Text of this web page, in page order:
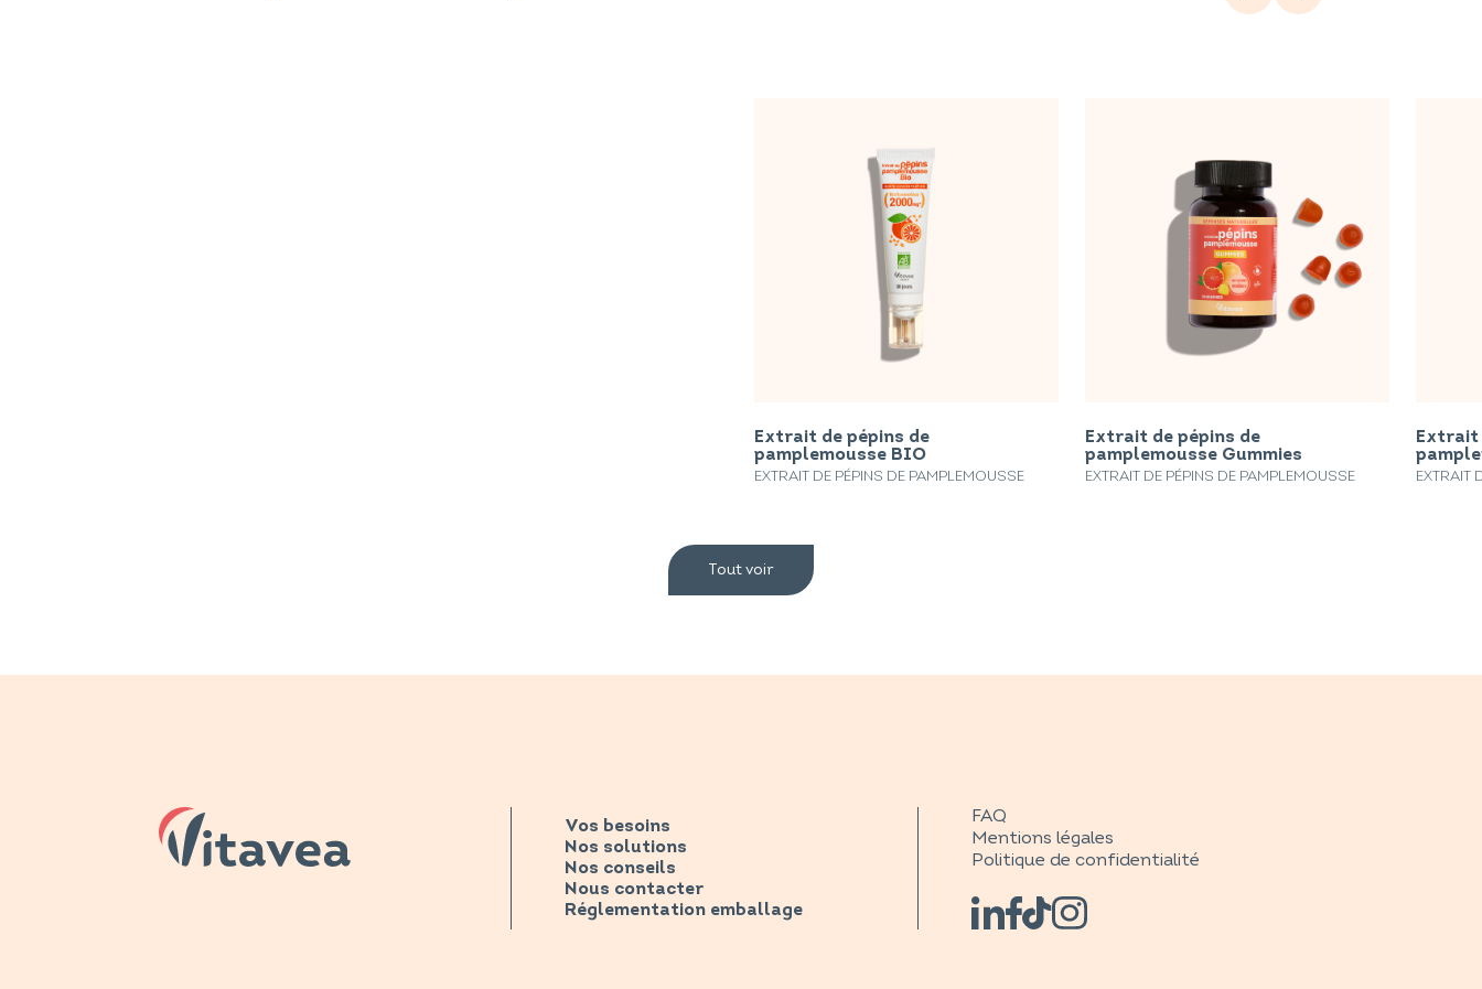
Extrait de pépins de
pamplemousse BIO
EXTRAIT DE PÉPINS DE PAMPLEMOUSSE
Extrait de pépins de
pamplemousse Gummies
EXTRAIT DE PÉPINS DE PAMPLEMOUSSE
Extrait
EXTRAIT
Tout voir
Vos besoins
Nos solutions
Nos conseils
Nous contacter
Réglementation emballage
FAQ
Mentions légales
Politique de confidentialité